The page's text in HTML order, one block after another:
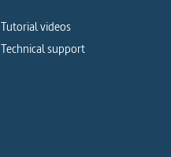
Tutorial videos
Technical support